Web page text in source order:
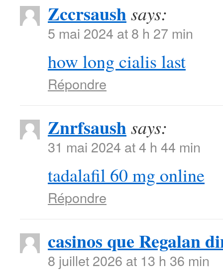
Zccrsaushsays:
5 mai 2024 at 8 h 27 min
how long cialis last
Répondre
Znrfsaushsays:
31 mai 2024 at 4 h 44 min
tadalafil 60 mg online
Répondre
casinos que Regalan
8 juillet 2026 at 13 h 36 min